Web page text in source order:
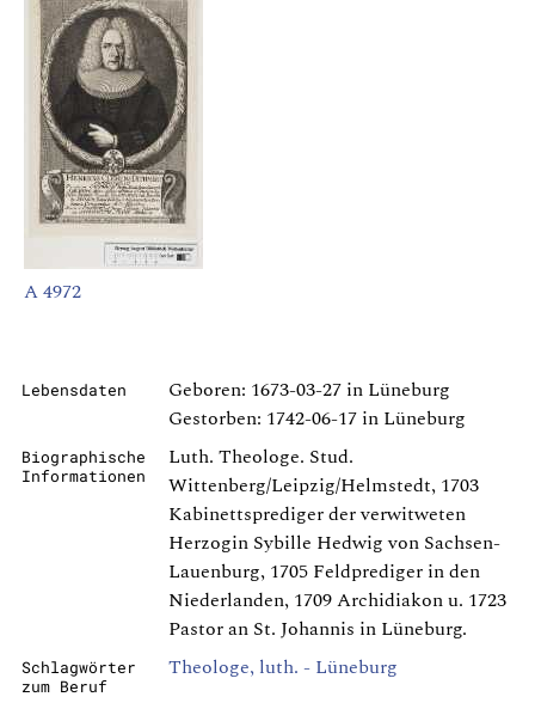
A 4972
Lebensdaten
Geboren: 1673-03-27 in Lüneburg
Gestorben: 1742-06-17 in Lüneburg
Biographische
Informationen
Luth. Theologe. Stud.
Wittenberg/Leipzig/Helmstedt, 1703
Kabinettsprediger der verwitweten
Herzogin Sybille Hedwig von Sachsen-
Lauenburg, 1705 Feldprediger in den
Niederlanden, 1709 Archidiakon u. 1723
Pastor an St. Johannis in Lüneburg.
Schlagwörter
zum Beruf
Theologe, luth. - Lüneburg